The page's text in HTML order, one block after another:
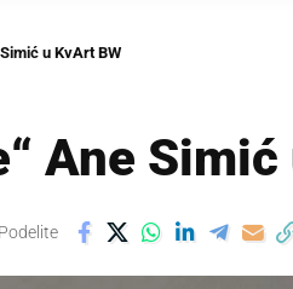
u KvArt BW
Ane Simić
Podelite